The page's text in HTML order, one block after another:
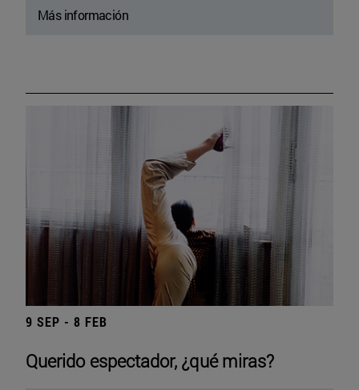
Más información
9 SEP - 8 FEB
Querido espectador, ¿qué miras?